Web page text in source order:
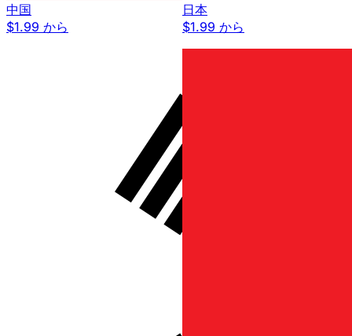
中国
$1.99 から
日本
$1.99 から